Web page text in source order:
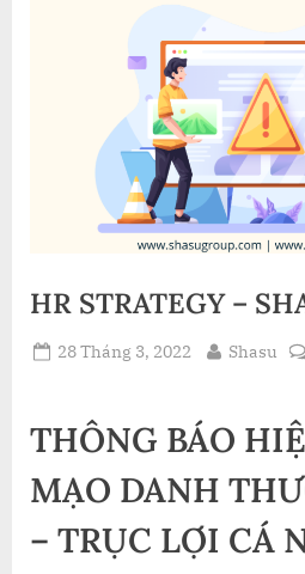
HR STRATEGY –
Posted
28 Tháng 3, 2022 By
Shasu
THÔNG BÁO
MẠO DANH
– TRỤC LỢI CÁ